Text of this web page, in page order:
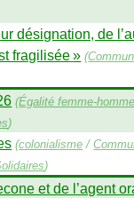
désignation, de
fragilisée» (
(Égalité femme-homme
)
(colonialisme /
)
et de l’agent